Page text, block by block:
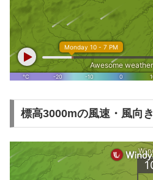
標高3000mの風速・風向き